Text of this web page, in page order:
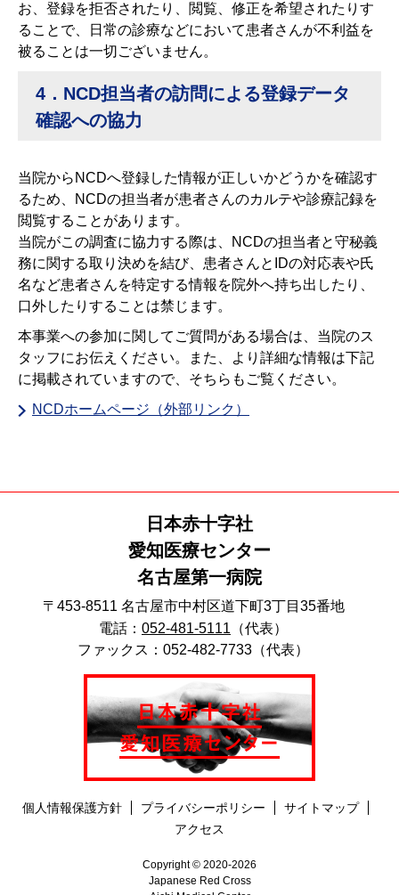
お、登録を拒否されたり、閲覧、修正を希望されたりす
ることで、日常の診療などにおいて患者さんが不利益を
被ることは一切ございません。
4．NCD担当者の訪問による登録データ
確認への協力
当院からNCDへ登録した情報が正しいかどうかを確認す
るため、NCDの担当者が患者さんのカルテや診療記録を
閲覧することがあります。
当院がこの調査に協力する際は、NCDの担当者と守秘義
務に関する取り決めを結び、患者さんとIDの対応表や氏
名など患者さんを特定する情報を院外へ持ち出したり、
口外したりすることは禁じます。
本事業への参加に関してご質問がある場合は、当院のス
タッフにお伝えください。また、より詳細な情報は下記
に掲載されていますので、そちらもご覧ください。
NCDホームページ（外部リンク）
日本赤十字社
愛知医療センター
名古屋第一病院
〒453-8511 名古屋市中村区道下町3丁目35番地
電話： 052-481-5111 （代表）
ファックス：052-482-7733（代表）
個人情報保護方針 プライバシーポリシー
サイトマップ
アクセス
Copyright © 2020-2026
Japanese Red Cross